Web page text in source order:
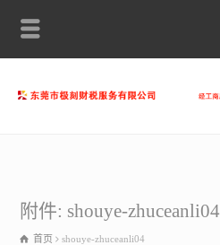
附件: shouye-zhuceanli04
首页 shouye-zhuceanli04